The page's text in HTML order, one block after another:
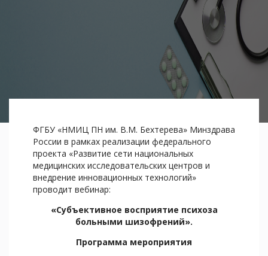
ФГБУ «НМИЦ ПН им. В.М. Бехтерева» Минздрава
России в рамках реализации федерального
проекта «Развитие сети национальных
медицинских исследовательских центров и
внедрение инновационных технологий»
проводит вебинар:
«Субъективное восприятие психоза
больными шизофрений».
Программа мероприятия